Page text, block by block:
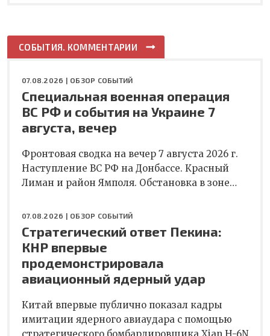
СОБЫТИЯ. КОММЕНТАРИИ
07.08.2026 | ОБЗОР СОБЫТИЙ
Специальная военная операция
ВС РФ и события на Украине 7
августа, вечер
Фронтовая сводка на вечер 7 августа 2026 г.
Наступление ВС РФ на Донбассе. Красный
Лиман и район Ямполя. Обстановка в зоне…
07.08.2026 | ОБЗОР СОБЫТИЙ
Стратегический ответ Пекина:
КНР впервые
продемонстрировала
авиационный ядерный удар
Китай впервые публично показал кадры
имитации ядерного авиаудара с помощью